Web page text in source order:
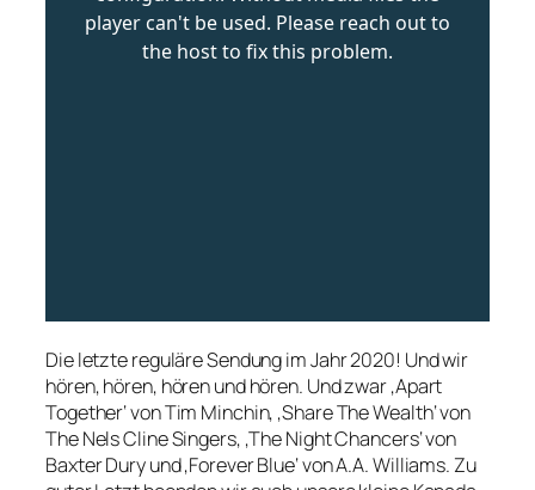
Die letzte reguläre Sendung im Jahr 2020! Und wir
hören, hören, hören und hören. Und zwar ‚Apart
Together‘ von Tim Minchin, ‚Share The Wealth‘ von
The Nels Cline Singers, ‚The Night Chancers‘ von
Baxter Dury und ‚Forever Blue‘ von A.A. Williams. Zu